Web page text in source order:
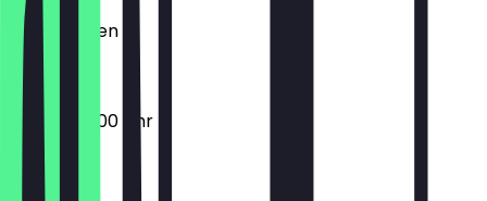
Geschlossen
07:00 - 22:00 Uhr